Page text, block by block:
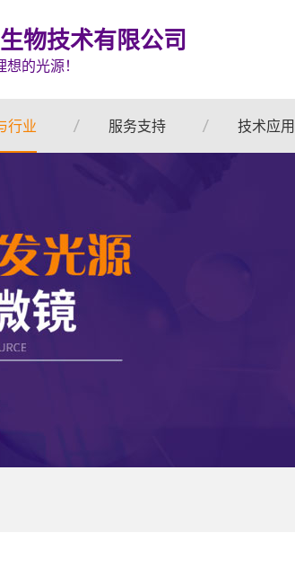
物技术有限公司
的光源！
行业 服务支持 技术应用